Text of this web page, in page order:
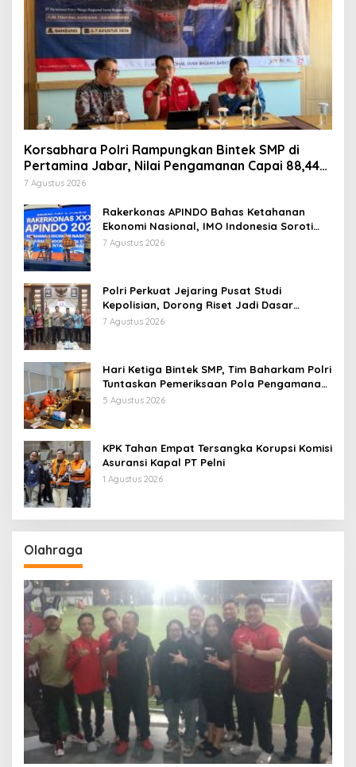
Korsabhara Polri Rampungkan Bintek SMP di
Pertamina Jabar, Nilai Pengamanan Capai 88,44
Persen
7 Agustus 2026
Rakerkonas APINDO Bahas Ketahanan
Ekonomi Nasional, IMO Indonesia Soroti
Pentingnya Kolaborasi Lintas Sektor
7 Agustus 2026
Polri Perkuat Jejaring Pusat Studi
Kepolisian, Dorong Riset Jadi Dasar
Kebijakan dan Inovasi
7 Agustus 2026
Hari Ketiga Bintek SMP, Tim Baharkam Polri
Tuntaskan Pemeriksaan Pola Pengamanan
Pertamina Patra Niaga Jabar
5 Agustus 2026
KPK Tahan Empat Tersangka Korupsi Komisi
Asuransi Kapal PT Pelni
1 Agustus 2026
Olahraga